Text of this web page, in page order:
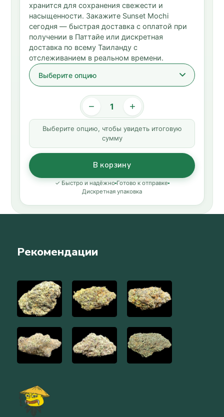
хранится для сохранения свежести и
насыщенности. Закажите Sunset Mochi
сегодня — быстрая доставка с оплатой при
получении в Паттайе или дискретная
доставка по всему Таиланду с
отслеживанием в реальном времени.
Выберите опцию, чтобы увидеть итоговую
сумму
В корзину
✓ Быстро и надёжно Готово к отправке
Дискретная упаковка
Рекомендации